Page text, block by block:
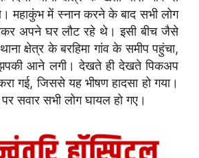
महाकुंभ में स्नान करने के बाद सभी लोग
अपने घर लौट रहे थे। इसी बीच जैसे
क्षेत्र के बरहिमा गांव के समीप पहुंचा,
आने लगी। देखते ही देखते पिकअप
गई, जिससे यह भीषण हादसा हो गया।
सवार सभी लोग घायल हो गए।